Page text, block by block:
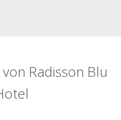
Radisson Blu